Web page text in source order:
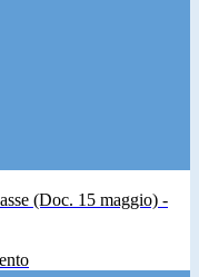
(Doc. 15 maggio) -